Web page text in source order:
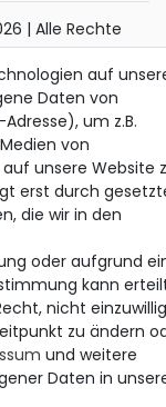
| Alle Rechte
| zzgl. Versandkosten
bisherigen Preis bei
Thielemann.
auf
Daten von
um z.B.
von
unsere Website
erst durch
die wir in den
oder aufgrund
kann
nicht
zu ändern
und weitere
Daten in